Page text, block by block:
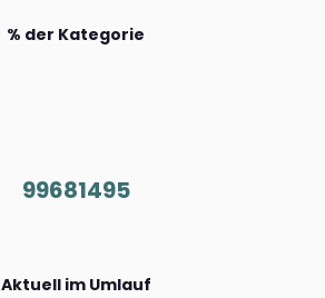
% der Kategorie
99681495
Aktuell im Umlauf